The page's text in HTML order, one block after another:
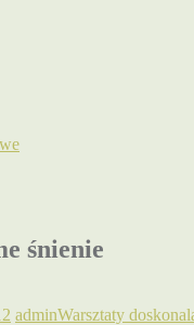
śnienie
adminWarsztaty